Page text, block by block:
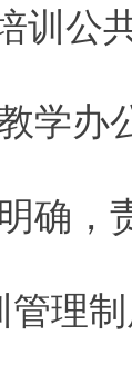
训公
学办
确，
管理